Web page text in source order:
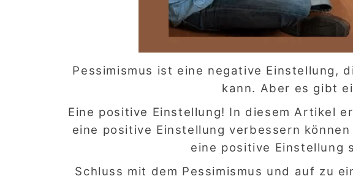
Pessimismus ist eine negative Einstellung,
kann. Aber es gibt
Eine positive Einstellung! In diesem Artikel
eine positive Einstellung verbessern
eine positive Einstellung
Schluss mit dem Pessimismus und auf zu